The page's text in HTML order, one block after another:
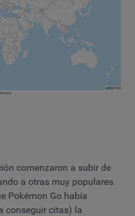
comenzaron a subir de
a otras muy populares.
Pokémon Go había
conseguir citas) la